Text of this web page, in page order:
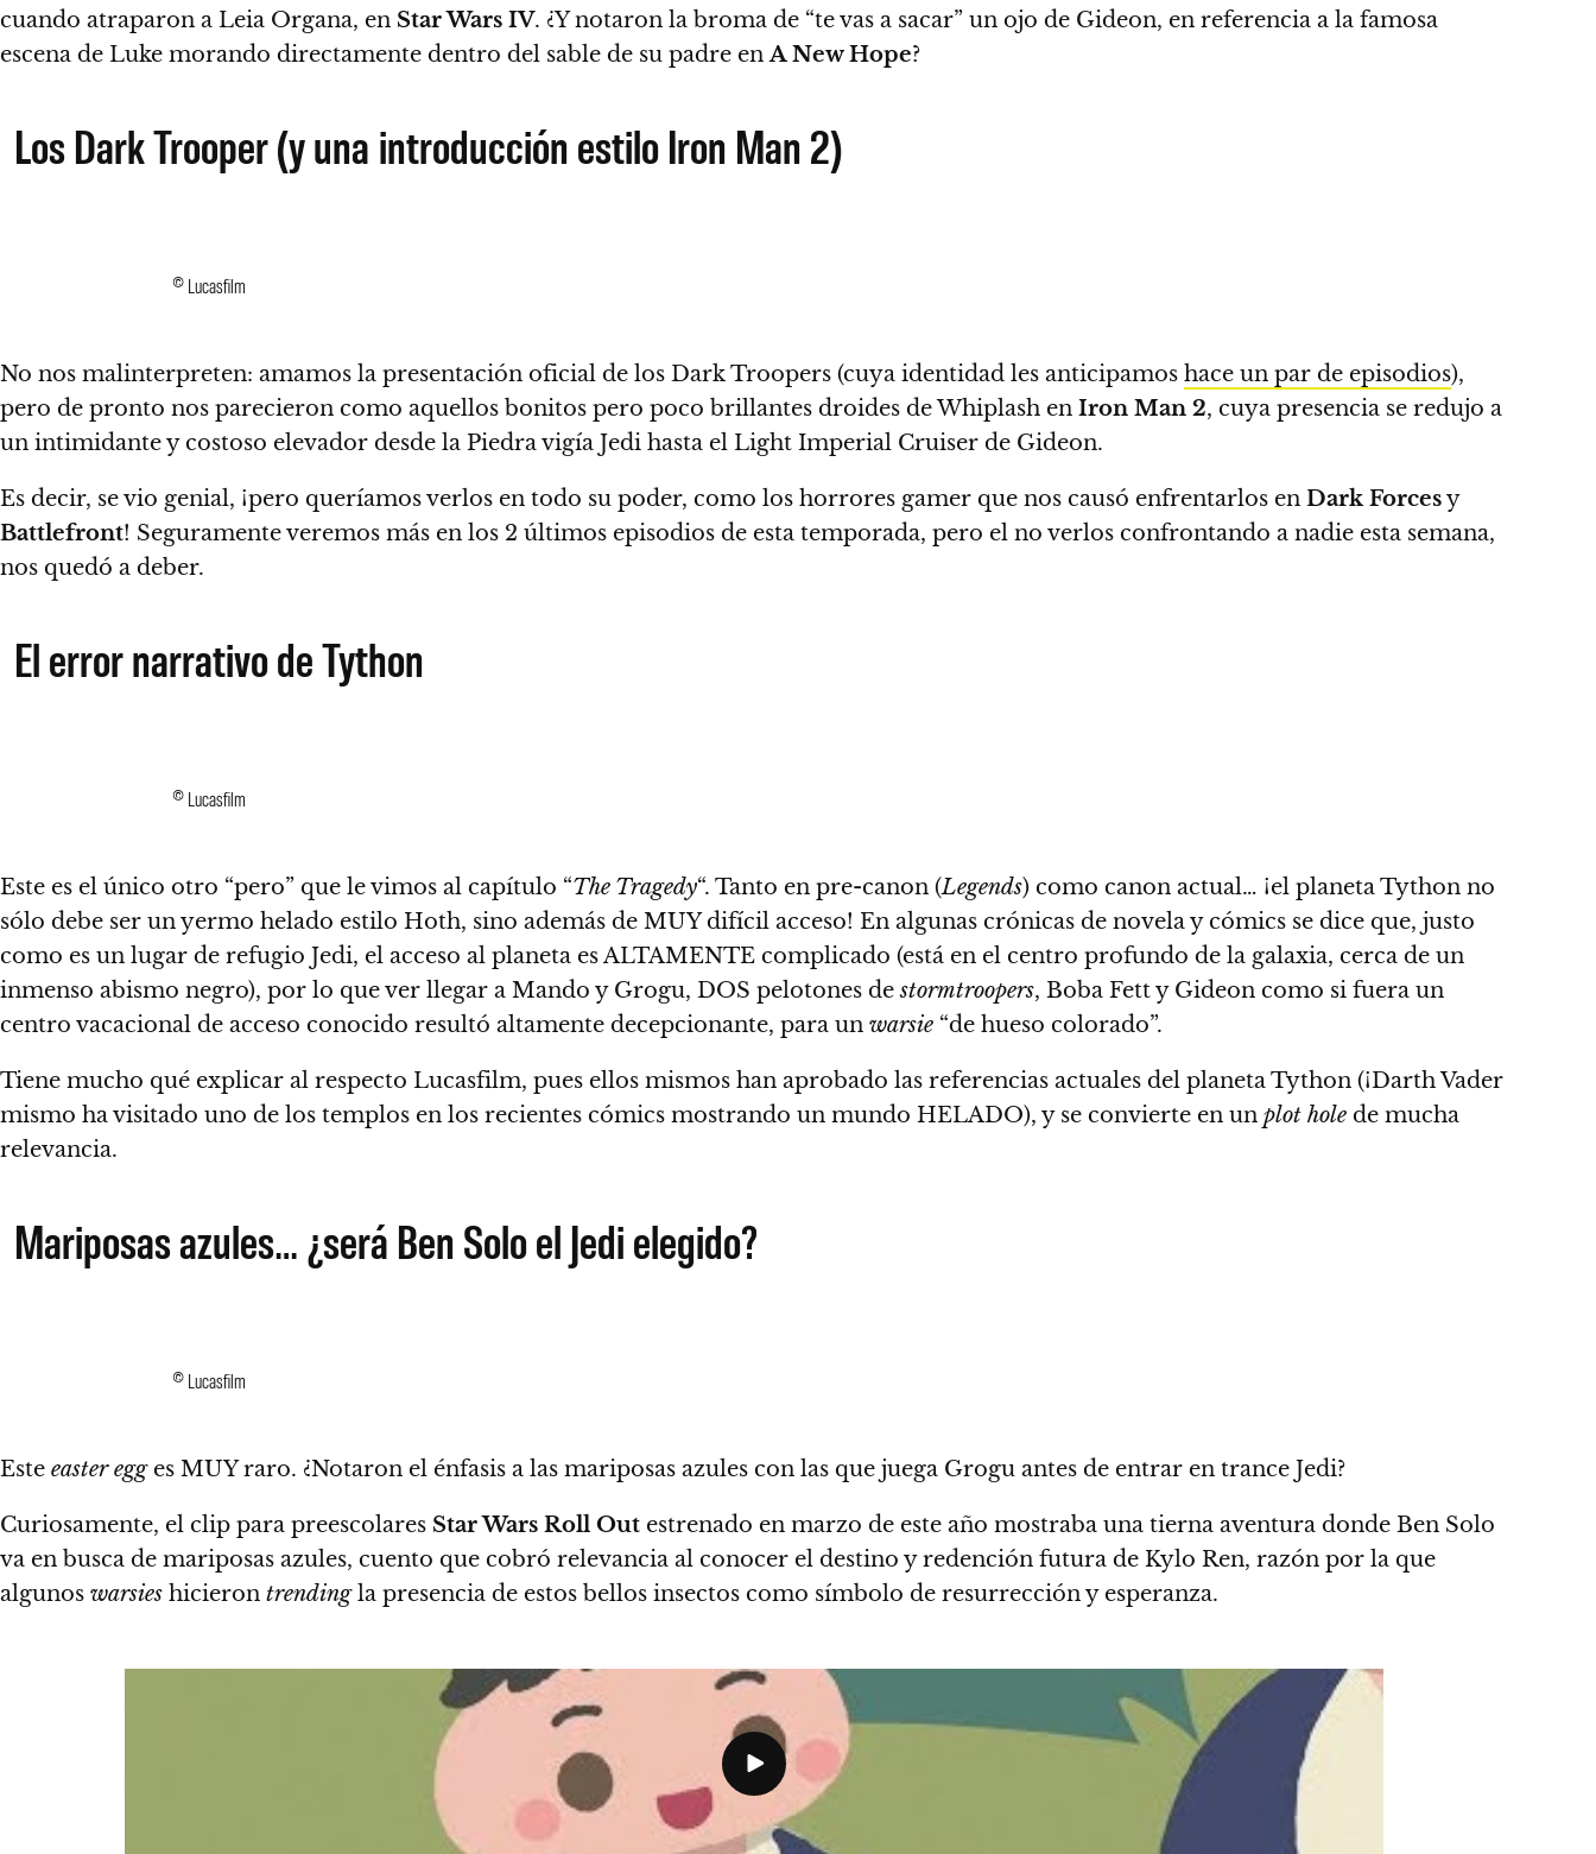
cuando atraparon a Leia Organa, en Star Wars IV. ¿Y notaron la broma de “te vas a sacar” un ojo de Gideon, en referencia a la famosa
escena de Luke morando directamente dentro del sable de su padre enA New Hope?
Los Dark Trooper (y una introducción estilo Iron Man 2)
© Lucasfilm
No nos malinterpreten: amamos la presentación oficial de los Dark Troopers (cuya identidad les anticipamos hace un par de episodios),
pero de pronto nos parecieron como aquellos bonitos pero poco brillantes droides de Whiplash en Iron Man 2, cuya presencia se redujo a
un intimidante y costoso elevador desde la Piedra vigía Jedi hasta el Light Imperial Cruiser de Gideon.
Es decir, se vio genial, ¡pero queríamos verlos en todo su poder, como los horrores gamer que nos causó enfrentarlos en Dark Forcesy
Battlefront! Seguramente veremos más en los 2 últimos episodios de esta temporada, pero el no verlos confrontando a nadie esta semana,
nos quedó a deber.
El error narrativo de Tython
© Lucasfilm
Este es el único otro “pero” que le vimos al capítulo “The Tragedy“. Tanto en pre-canon (Legends) como canon actual… ¡el planeta Tython no
sólo debe ser un yermo helado estilo Hoth, sino además de MUY difícil acceso! En algunas crónicas de novela y cómics se dice que, justo
como es un lugar de refugio Jedi, el acceso al planeta es ALTAMENTE complicado (está en el centro profundo de la galaxia, cerca de un
inmenso abismo negro), por lo que ver llegar a Mando y Grogu, DOS pelotones destormtroopers, Boba Fett y Gideon como si fuera un
centro vacacional de acceso conocido resultó altamente decepcionante, para un warsie “de hueso colorado”.
Tiene mucho qué explicar al respecto Lucasfilm, pues ellos mismos han aprobado las referencias actuales del planeta Tython (¡Darth Vader
mismo ha visitado uno de los templos en los recientes cómics mostrando un mundo HELADO), y se convierte en un plot hole de mucha
relevancia.
Mariposas azules… ¿será Ben Solo el Jedi elegido?
© Lucasfilm
Este easter egges MUY raro. ¿Notaron el énfasis a las mariposas azules con las que juega Grogu antes de entrar en trance Jedi?
Curiosamente, el clip para preescolares Star Wars Roll Out estrenado en marzo de este año mostraba una tierna aventura donde Ben Solo
va en busca de mariposas azules, cuento que cobró relevancia al conocer el destino y redención futura de Kylo Ren, razón por la que
algunos warsies hicieron trendingla presencia de estos bellos insectos como símbolo de resurrección y esperanza.